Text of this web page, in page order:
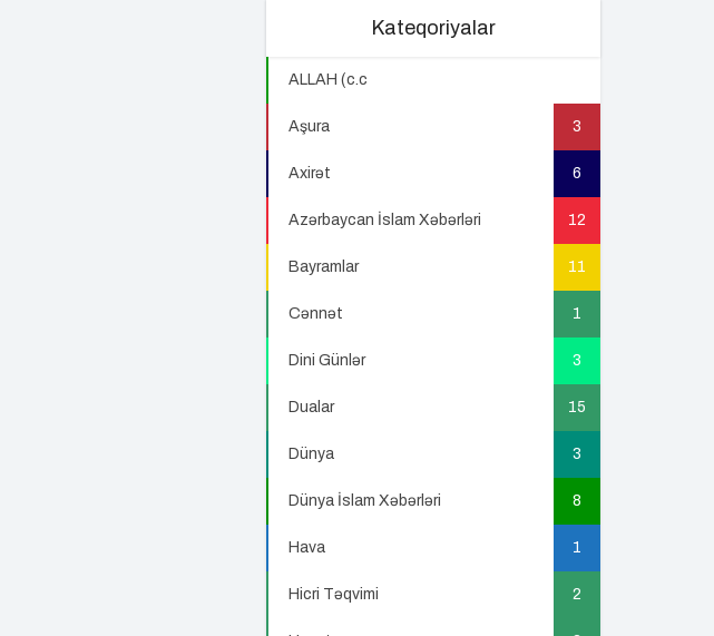
Kateqoriyalar
ALLAH (c.c
Aşura 3
Axirət 6
Azərbaycan İslam Xəbərləri 12
Bayramlar 11
Cənnət 1
Dini Günlər 3
Dualar 15
Dünya 3
Dünya İslam Xəbərləri 8
Hava 1
Hicri Təqvimi 2